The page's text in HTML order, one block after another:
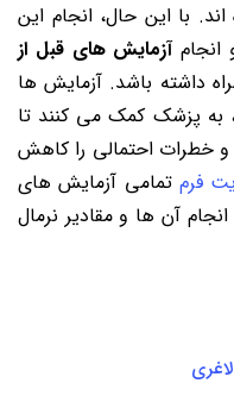
با این حال، انجام این
انجامآزمایش های قبل از
داشته باشد. آزمایش ها
به پزشک کمک می کنند تا
و خطرات احتمالی را کاهش
فرم تمامی آزمایش های
آن ها و مقادیر نرمال